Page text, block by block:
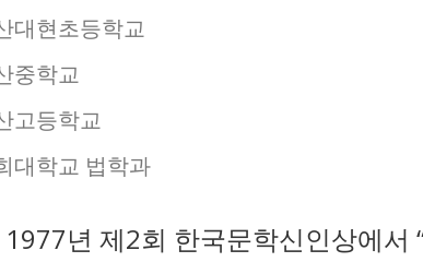
대현초등학교
중학교
고등학교
대학교 법학과
년 제2회 한국문학신인상에서